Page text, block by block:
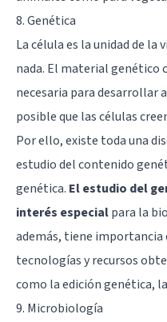
8. Genética
La célula es la unidad de la
nada. El material
necesaria para desarrollar
posible que las células
Por ello, existe toda una
estudio del contenido
genética. El estudio del
interés especialpara la
además, tiene importancia
tecnologías y recursos
como la edición genética, la
9. Microbiología